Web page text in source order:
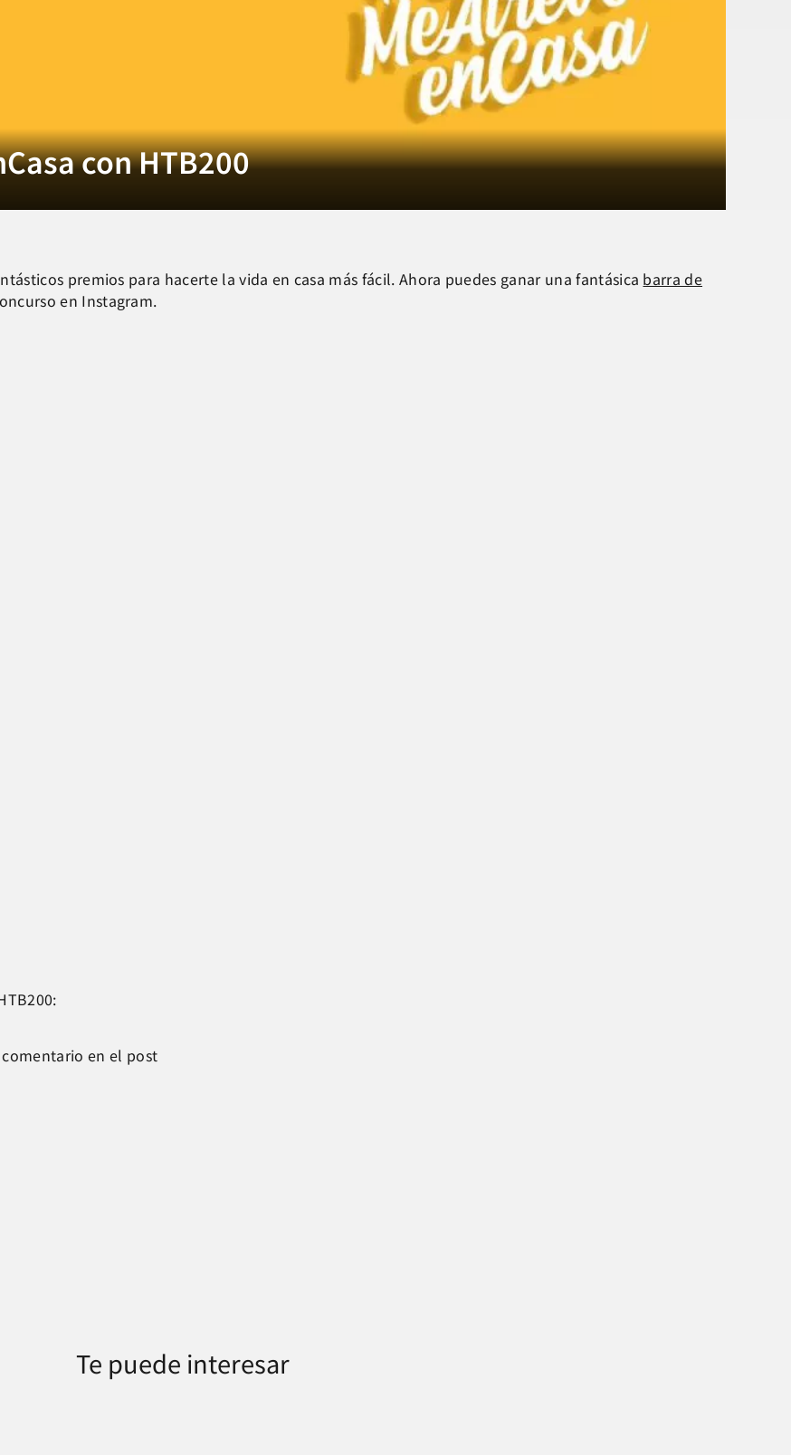
con HTB200
premios para hacerte la vida en casa más fácil. Ahora puedes ganar una fantásica barra de
en Instagram.
en el post
Te puede interesar